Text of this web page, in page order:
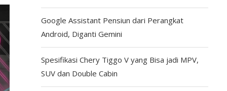
Google Assistant Pensiun dari Perangkat
Android, Diganti Gemini
Spesifikasi Chery Tiggo V yang Bisa jadi MPV,
SUV dan Double Cabin